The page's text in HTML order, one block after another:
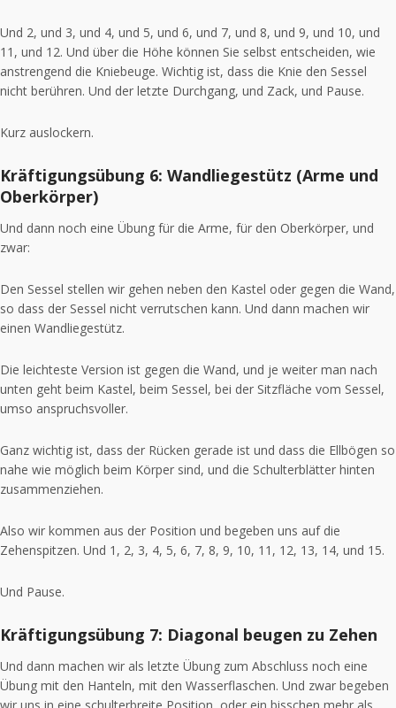
Und 2, und 3, und 4, und 5, und 6, und 7, und 8, und 9, und 10, und
11, und 12. Und über die Höhe können Sie selbst entscheiden, wie
anstrengend die Kniebeuge. Wichtig ist, dass die Knie den Sessel
nicht berühren. Und der letzte Durchgang, und Zack, und Pause.
Kurz auslockern.
Kräftigungsübung 6: Wandliegestütz (Arme und
Oberkörper)
Und dann noch eine Übung für die Arme, für den Oberkörper, und
zwar:
Den Sessel stellen wir gehen neben den Kastel oder gegen die Wand,
so dass der Sessel nicht verrutschen kann. Und dann machen wir
einen Wandliegestütz.
Die leichteste Version ist gegen die Wand, und je weiter man nach
unten geht beim Kastel, beim Sessel, bei der Sitzfläche vom Sessel,
umso anspruchsvoller.
Ganz wichtig ist, dass der Rücken gerade ist und dass die Ellbögen so
nahe wie möglich beim Körper sind, und die Schulterblätter hinten
zusammenziehen.
Also wir kommen aus der Position und begeben uns auf die
Zehenspitzen. Und 1, 2, 3, 4, 5, 6, 7, 8, 9, 10, 11, 12, 13, 14, und 15.
Und Pause.
Kräftigungsübung 7: Diagonal beugen zu Zehen
Und dann machen wir als letzte Übung zum Abschluss noch eine
Übung mit den Hanteln, mit den Wasserflaschen. Und zwar begeben